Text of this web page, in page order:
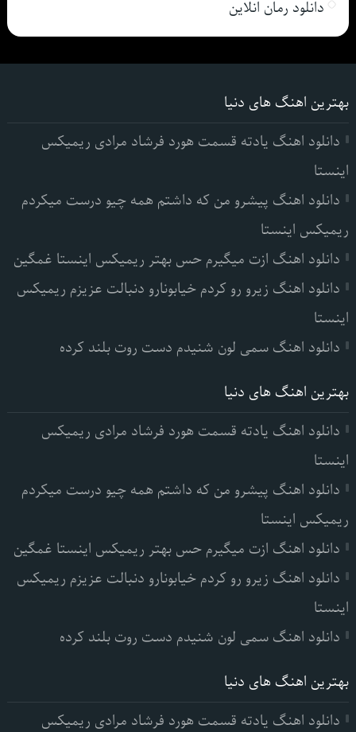
دانلود رمان انلاین
بهترین اهنگ های دنیا
دانلود اهنگ یادته قسمت هورد فرشاد مرادی ریمیکس
اینستا
دانلود اهنگ پیشرو من که داشتم همه چیو درست میکردم
ریمیکس اینستا
دانلود اهنگ ازت میگیرم حس بهتر ریمیکس اینستا غمگین
دانلود اهنگ زیرو رو کردم خیابونارو دنبالت عزیزم ریمیکس
اینستا
دانلود اهنگ سمی لون شنیدم دست روت بلند کرده
بهترین اهنگ های دنیا
دانلود اهنگ یادته قسمت هورد فرشاد مرادی ریمیکس
اینستا
دانلود اهنگ پیشرو من که داشتم همه چیو درست میکردم
ریمیکس اینستا
دانلود اهنگ ازت میگیرم حس بهتر ریمیکس اینستا غمگین
دانلود اهنگ زیرو رو کردم خیابونارو دنبالت عزیزم ریمیکس
اینستا
دانلود اهنگ سمی لون شنیدم دست روت بلند کرده
بهترین اهنگ های دنیا
دانلود اهنگ یادته قسمت هورد فرشاد مرادی ریمیکس